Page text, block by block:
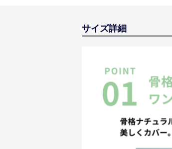
サイズ詳細